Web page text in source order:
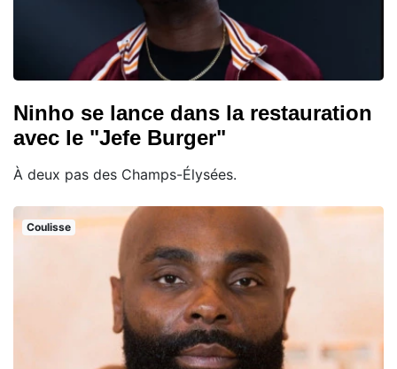
Ninho se lance dans la restauration
avec le "Jefe Burger"
À deux pas des Champs-Élysées.
Coulisse